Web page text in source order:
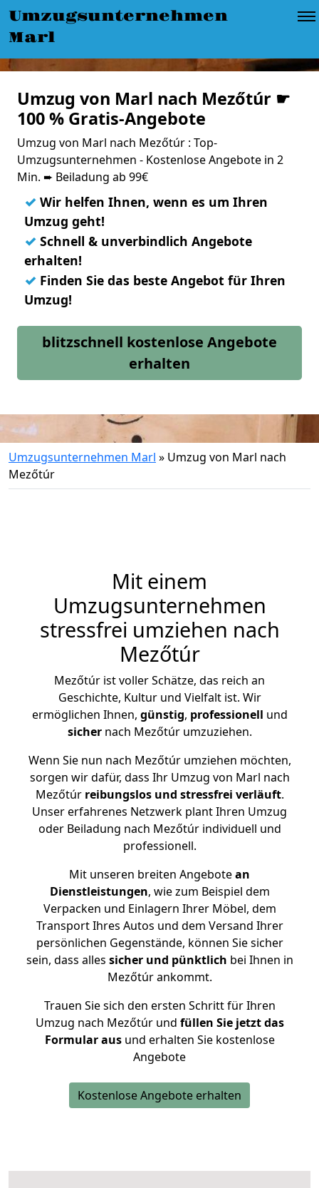
Umzugsunternehmen
Marl
Umzug von Marl nach Mezőtúr ☛
100 % Gratis-Angebote
Umzug von Marl nach Mezőtúr : Top-
Umzugsunternehmen - Kostenlose Angebote in 2
Min. ➨ Beiladung ab 99€
✓ Wir helfen Ihnen, wenn es um Ihren
Umzug geht!
✓ Schnell & unverbindlich Angebote
erhalten!
✓ Finden Sie das beste Angebot für Ihren
Umzug!
blitzschnell kostenlose Angebote
erhalten
Umzugsunternehmen Marl » Umzug von Marl nach
Mezőtúr
Mit einem
Umzugsunternehmen
stressfrei umziehen nach
Mezőtúr
Mezőtúr ist voller Schätze, das reich an
Geschichte, Kultur und Vielfalt ist. Wir
ermöglichen Ihnen, günstig, professionell und
sichernach Mezőtúr umzuziehen.
Wenn Sie nun nach Mezőtúr umziehen möchten,
sorgen wir dafür, dass Ihr Umzug von Marl nach
Mezőtúr reibungslos und stressfrei verläuft.
Unser erfahrenes Netzwerk plant Ihren Umzug
oder Beiladung nach Mezőtúr individuell und
professionell.
Mit unseren breiten Angebotean
Dienstleistungen, wie zum Beispiel dem
Verpacken und Einlagern Ihrer Möbel, dem
Transport Ihres Autos und dem Versand Ihrer
persönlichen Gegenstände, können Sie sicher
sein, dass alles sicher und pünktlich bei Ihnen in
Mezőtúr ankommt.
Trauen Sie sich den ersten Schritt für Ihren
Umzug nach Mezőtúr und füllen Sie jetzt das
Formular ausund erhalten Sie kostenlose
Angebote
Kostenlose Angebote erhalten